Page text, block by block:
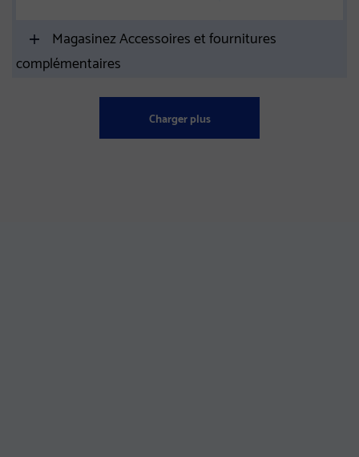
Magasinez Accessoires et fournitures
complémentaires
Charger plus